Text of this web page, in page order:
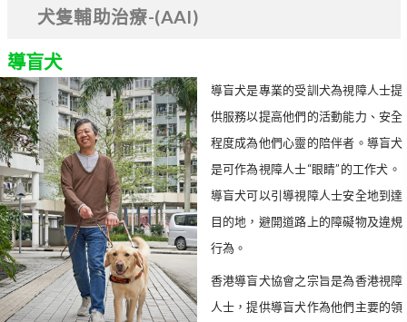
犬隻輔助治療-(AAI)
導盲犬
導盲犬是專業的受訓犬為視障人士提
供服務以提高他們的活動能力、安全
程度成為他們心靈的陪伴者。導盲犬
是可作為視障人士“眼睛”的工作犬。
導盲犬可以引導視障人士安全地到達
目的地，避開道路上的障礙物及違規
行為。
香港導盲犬協會之宗旨是為香港視障
人士，提供導盲犬作為他們主要的領